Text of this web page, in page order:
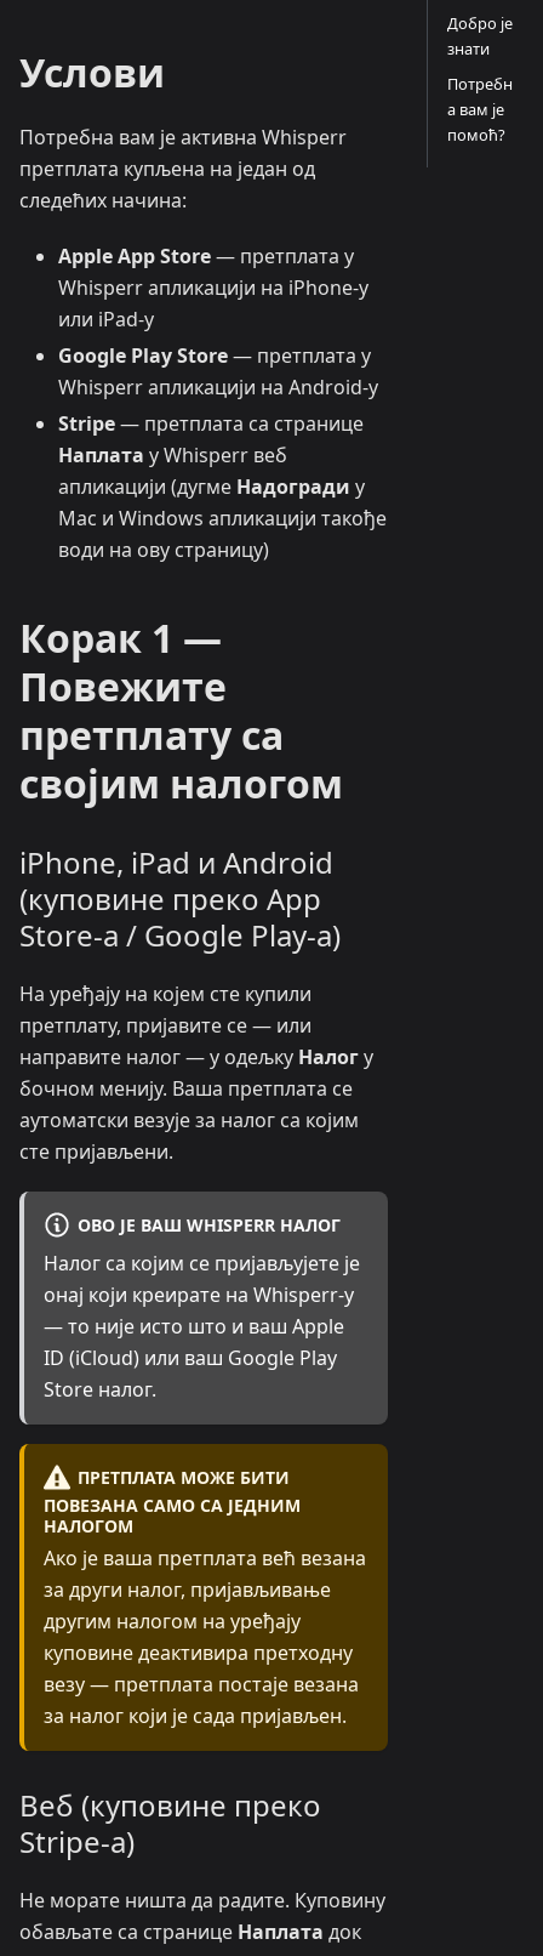
Услови
Потребна вам је активна Whisperr
претплата купљена на један од
следећих начина:
Apple App Store— претплата у
Whisperr апликацији на iPhone-у
или iPad-у
Google Play Store— претплата у
Whisperr апликацији на Android-у
Stripe— претплата са странице
Наплата у Whisperr веб
апликацији (дугме Надогради у
Mac и Windows апликацији такође
води на ову страницу)
Корак 1 —
Повежите
претплату са
својим налогом
iPhone, iPad и Android
(куповине преко App
Store-а / Google Play-а)
На уређају на којем сте купили
претплату, пријавите се — или
направите налог — у одељку Налогу
бочном менију. Ваша претплата се
аутоматски везује за налог са којим
сте пријављени.
ОВО ЈЕ ВАШ WHISPERR НАЛОГ
Налог са којим се пријављујете је
онај који креирате на Whisperr-у
— то није исто што и ваш Apple
ID (iCloud) или ваш Google Play
Store налог.
ПРЕТПЛАТА МОЖЕ БИТИ
ПОВЕЗАНА САМО СА ЈЕДНИМ
НАЛОГОМ
Ако је ваша претплата већ везана
за други налог, пријављивање
другим налогом на уређају
куповине деактивира претходну
везу — претплата постаје везана
за налог који је сада пријављен.
Веб (куповине преко
Stripe-а)
Не морате ништа да радите. Куповину
обављате са странице Наплата док
Добро је
знати
Потребн
а вам је
помоћ?